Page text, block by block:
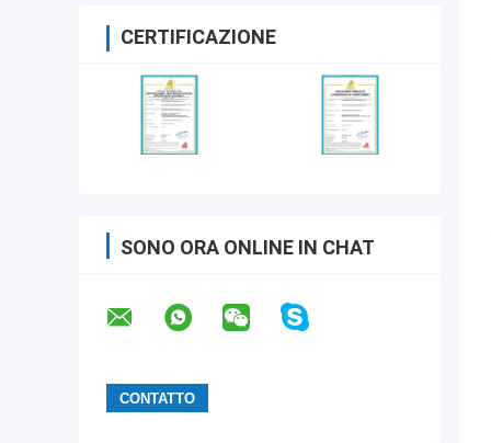
CERTIFICAZIONE
SONO ORA ONLINE IN CHAT